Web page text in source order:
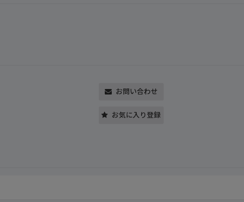
お問い合わせ
お気に入り登録